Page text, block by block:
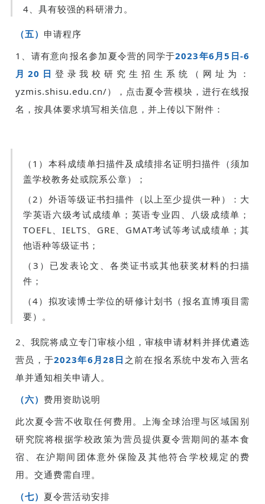
4、具有较强的科研潜力。
（五） 申请程序
1、请有意向报名参加夏令营的同学于2023年6月5日-6
月20日 登录我校研究生招生系统（网址为：
yzmis.shisu.edu.cn/），点击夏令营模块，进行在线报
名，按具体要求填写相关信息，并上传以下附件：
（1）本科成绩单扫描件及成绩排名证明扫描件（须加
盖学校教务处或院系公章）；
（2）外语等级证书扫描件（以上至少提供一种）：大
学英语六级考试成绩单；英语专业四、八级成绩单；
TOEFL、IELTS、GRE、GMAT考试等考试成绩单；其
他语种等级证书；
（3）已发表论文、各类证书或其他获奖材料的扫描
件；
（4）拟攻读博士学位的研修计划书（报名直博项目需
要）。
2、我院将成立专门审核小组，审核申请材料并择优遴选
营员，于2023年6月28日 之前在报名系统中发布入营名
单并通知相关申请人。
（六） 费用资助说明
此次夏令营不收取任何费用。上海全球治理与区域国别
研究院将根据学校政策为营员提供夏令营期间的基本食
宿、在沪期间团体意外保险及其他符合学校规定的费
用。交通费需自理。
（七） 夏令营活动安排